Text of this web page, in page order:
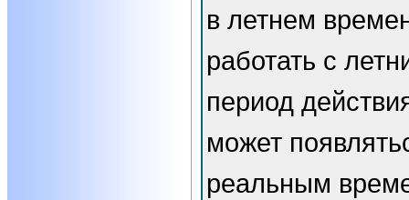
в летнем
работать с
период
может
реальным